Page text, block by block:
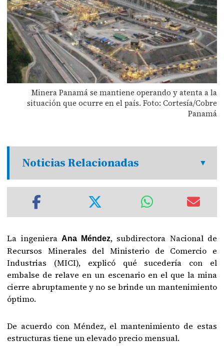
Minera Panamá se mantiene operando y atenta a la
situación que ocurre en el país. Foto: Cortesía/Cobre
Panamá
Noticias Relacionadas
La ingeniera Ana Méndez, subdirectora Nacional de
Recursos Minerales del Ministerio de Comercio e
Industrias (MICI), explicó qué sucedería con el
embalse de relave en un escenario en el que la mina
cierre abruptamente y no se brinde un mantenimiento
óptimo.
De acuerdo con Méndez, el mantenimiento de estas
estructuras tiene un elevado precio mensual.